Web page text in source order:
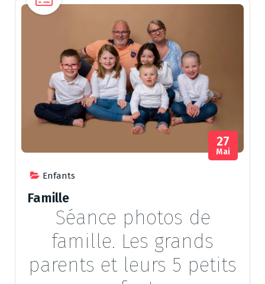
Enfants
27
Mai
Famille
Séance photos de
famille. Les grands
parents et leurs 5 petits